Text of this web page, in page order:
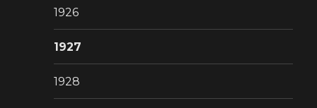
1926
1927
1928